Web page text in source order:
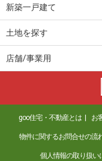
岐阜県瑞穂市牛牧
住 所
専有面
間取り
岐阜県大垣市熊野町
新築一戸建て
土地を探す
店舗/事業用
goo住宅・不動産とは お
物件に関するお問合せの流
個人情報の取り扱い